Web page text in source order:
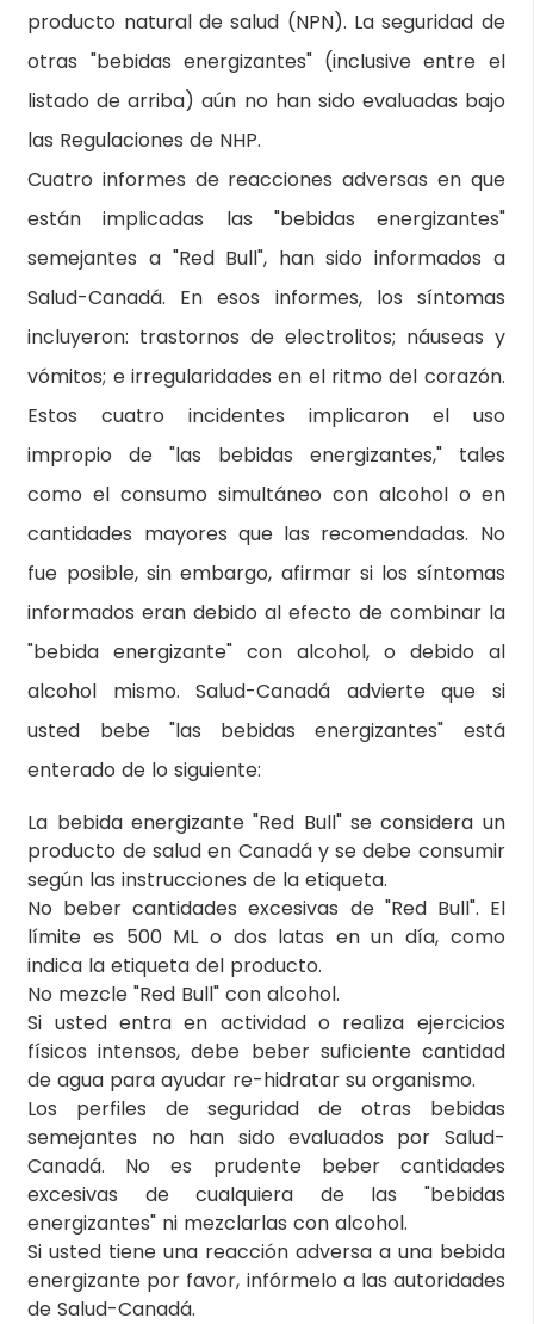
producto natural de salud (NPN). La seguridad de
otras "bebidas energizantes" (inclusive entre el
listado de arriba) aún no han sido evaluadas bajo
las Regulaciones de NHP.
Cuatro informes de reacciones adversas en que
están implicadas las "bebidas energizantes"
semejantes a "Red Bull", han sido informados a
Salud-Canadá. En esos informes, los síntomas
incluyeron: trastornos de electrolitos; náuseas y
vómitos; e irregularidades en el ritmo del corazón.
Estos cuatro incidentes implicaron el uso
impropio de "las bebidas energizantes," tales
como el consumo simultáneo con alcohol o en
cantidades mayores que las recomendadas. No
fue posible, sin embargo, afirmar si los síntomas
informados eran debido al efecto de combinar la
"bebida energizante" con alcohol, o debido al
alcohol mismo. Salud-Canadá advierte que si
usted bebe "las bebidas energizantes" está
enterado de lo siguiente:
La bebida energizante "Red Bull" se considera un
producto de salud en Canadá y se debe consumir
según las instrucciones de la etiqueta.
No beber cantidades excesivas de "Red Bull". El
límite es 500 ML o dos latas en un día, como
indica la etiqueta del producto.
No mezcle "Red Bull" con alcohol.
Si usted entra en actividad o realiza ejercicios
físicos intensos, debe beber suficiente cantidad
de agua para ayudar re-hidratar su organismo.
Los perfiles de seguridad de otras bebidas
semejantes no han sido evaluados por Salud-
Canadá. No es prudente beber cantidades
excesivas de cualquiera de las "bebidas
energizantes" ni mezclarlas con alcohol.
Si usted tiene una reacción adversa a una bebida
energizante por favor, infórmelo a las autoridades
de Salud-Canadá.